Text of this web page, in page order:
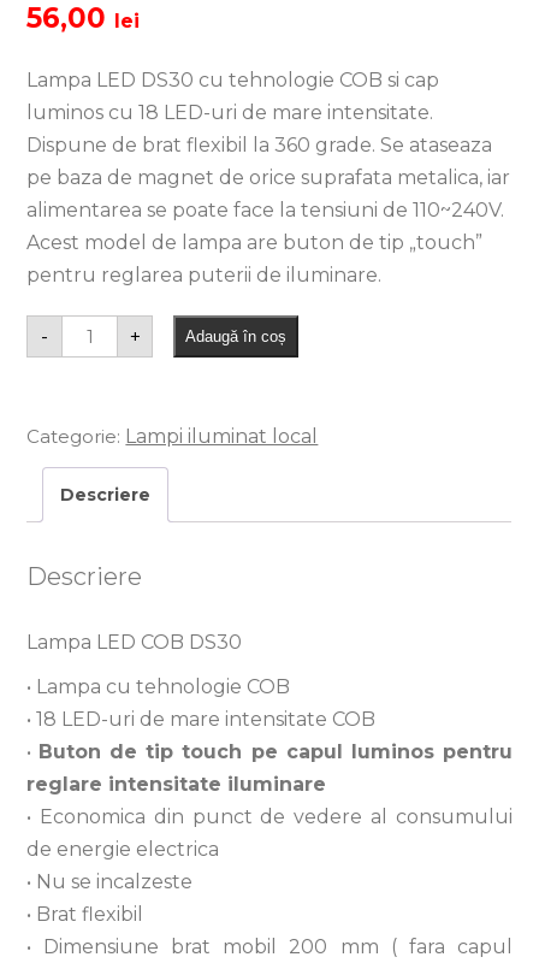
56,00 lei
Lampa LED DS30 cu tehnologie COB si cap
luminos cu 18 LED-uri de mare intensitate.
Dispune de brat flexibil la 360 grade. Se ataseaza
pe baza de magnet de orice suprafata metalica, iar
alimentarea se poate face la tensiuni de 110~240V.
Acest model de lampa are buton de tip „touch”
pentru reglarea puterii de iluminare.
- + Adaugă în coș
Categorie: Lampi iluminat local
Descriere
Descriere
Lampa LED COB DS30
• Lampa cu tehnologie COB
• 18 LED-uri de mare intensitate COB
• Buton de tip touch pe capul luminos pentru
reglare intensitate iluminare
• Economica din punct de vedere al consumului
de energie electrica
• Nu se incalzeste
• Brat flexibil
• Dimensiune brat mobil 200 mm ( fara capul